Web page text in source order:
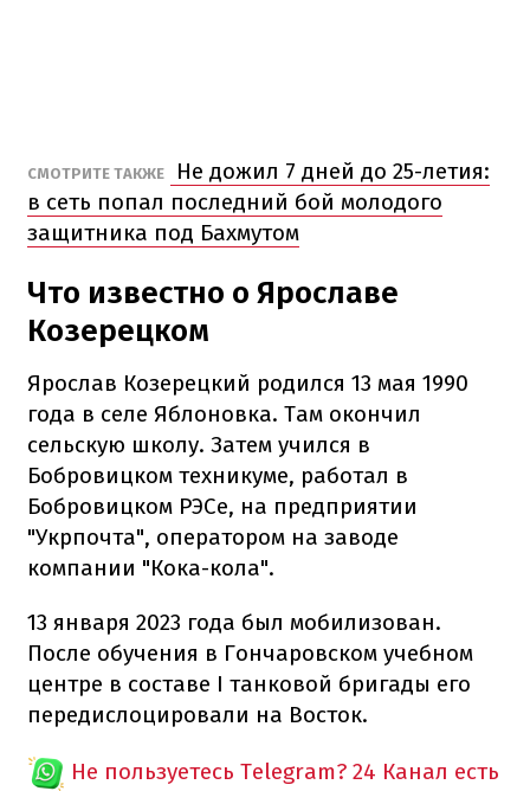
СМОТРИТЕ ТАКЖЕ
Не дожил 7 дней до 25-летия:
в сеть попал последний бой молодого
защитника под Бахмутом
Что известно о Ярославе
Козерецком
Ярослав Козерецкий родился 13 мая 1990
года в селе Яблоновка. Там окончил
сельскую школу. Затем учился в
Бобровицком техникуме, работал в
Бобровицком РЭСе, на предприятии
"Укрпочта", оператором на заводе
компании "Кока-кола".
13 января 2023 года был мобилизован.
После обучения в Гончаровском учебном
центре в составе I танковой бригады его
передислоцировали на Восток.
Не пользуетесь Telegram? 24 Канал есть